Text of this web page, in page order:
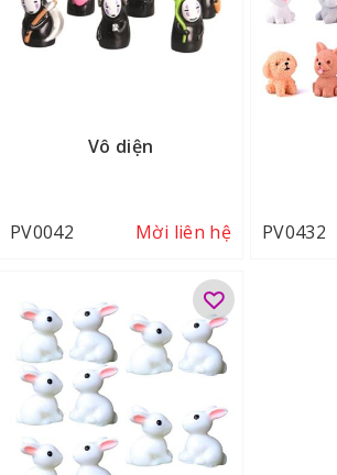
Vô diện
Mời liên hệ
PV0042 PV0432